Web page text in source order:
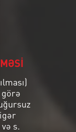
görə
s.